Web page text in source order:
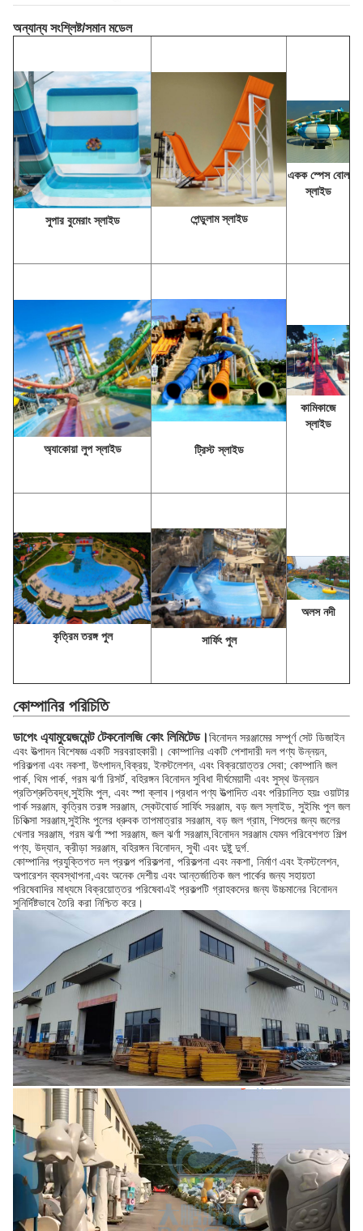
অন্যান্য সংশ্লিষ্ট/সমান মডেল
সুপার বুমেরাং স্লাইড পেন্ডুলাম স্লাইড
একক স্পেস বোল
স্লাইড
অ্যাকোয়া লুপ স্লাইড ট্রিস্ট স্লাইড
কামিকাজে
স্লাইড
কৃত্রিম তরঙ্গ পুল সার্ফিং পুল
অলস নদী
কোম্পানির পরিচিতি
ডাপেং এ্যামুয়েজমেন্ট টেকনোলজি কোং লিমিটেড।বিনোদন সরঞ্জামের সম্পূর্ণ সেট ডিজাইন
এবং উত্পাদন বিশেষজ্ঞ একটি সরবরাহকারী। কোম্পানির একটি পেশাদারী দল পণ্য উন্নয়ন,
পরিকল্পনা এবং নকশা, উৎপাদন,বিক্রয়, ইনস্টলেশন, এবং বিক্রয়োত্তর সেবা; কোম্পানি জল
পার্ক, থিম পার্ক, গরম ঝর্ণা রিসর্ট, বহিরঙ্গন বিনোদন সুবিধা দীর্ঘমেয়াদী এবং সুস্থ উন্নয়ন
প্রতিশ্রুতিবদ্ধ,সুইমিং পুল, এবং স্পা ক্লাব।প্রধান পণ্য উত্পাদিত এবং পরিচালিত হয়ঃ ওয়াটার
পার্ক সরঞ্জাম, কৃত্রিম তরঙ্গ সরঞ্জাম, স্কেটবোর্ড সার্ফিং সরঞ্জাম, বড় জল স্লাইড, সুইমিং পুল জল
চিকিত্সা সরঞ্জাম,সুইমিং পুলের ধ্রুবক তাপমাত্রার সরঞ্জাম, বড় জল গ্রাম, শিশুদের জন্য জলের
খেলার সরঞ্জাম, গরম ঝর্ণা স্পা সরঞ্জাম, জল ঝর্ণা সরঞ্জাম,বিনোদন সরঞ্জাম যেমন পরিবেশগত শিল্প
পণ্য, উদ্যান, ক্রীড়া সরঞ্জাম, বহিরঙ্গন বিনোদন, সুখী এবং দুষ্টু দুর্গ.
কোম্পানির প্রযুক্তিগত দল প্রকল্প পরিকল্পনা, পরিকল্পনা এবং নকশা, নির্মাণ এবং ইনস্টলেশন,
অপারেশন ব্যবস্থাপনা,এবং অনেক দেশীয় এবং আন্তর্জাতিক জল পার্কের জন্য সহায়তা
পরিষেবাদির মাধ্যমে বিক্রয়োত্তর পরিষেবাএই প্রকল্পটি গ্রাহকদের জন্য উচ্চমানের বিনোদন
সুনির্দিষ্টভাবে তৈরি করা নিশ্চিত করে।